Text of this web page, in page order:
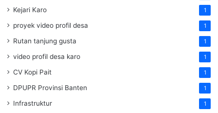
Kejari Karo 1
proyek video profil desa 1
Rutan tanjung gusta 1
video profil desa karo 1
CV Kopi Pait 1
DPUPR Provinsi Banten 1
Infrastruktur 1